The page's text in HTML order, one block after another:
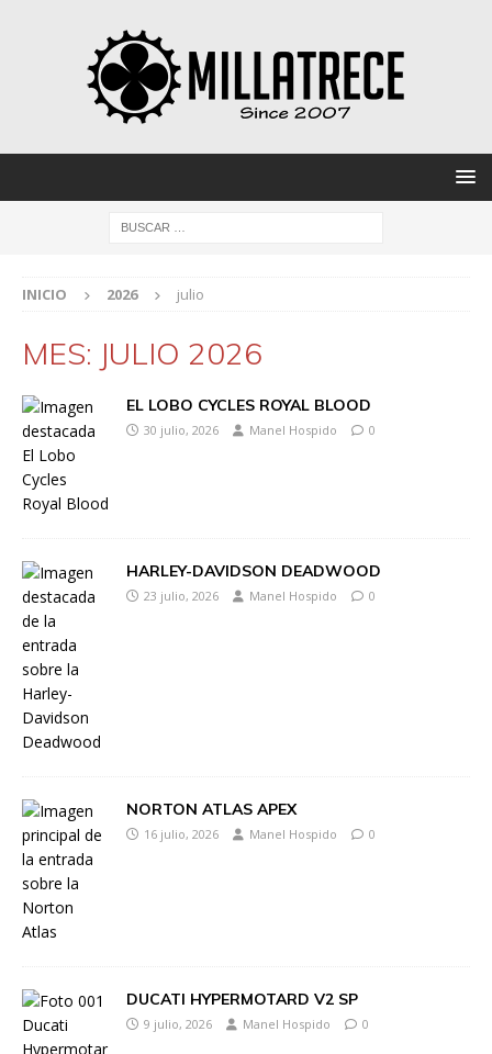
INICIO 2026 julio
MES: JULIO 2026
EL LOBO CYCLES ROYAL BLOOD
30 julio, 2026 Manel Hospido 0
HARLEY-DAVIDSON DEADWOOD
23 julio, 2026 Manel Hospido 0
NORTON ATLAS APEX
16 julio, 2026 Manel Hospido 0
DUCATI HYPERMOTARD V2 SP
9 julio, 2026 Manel Hospido 0